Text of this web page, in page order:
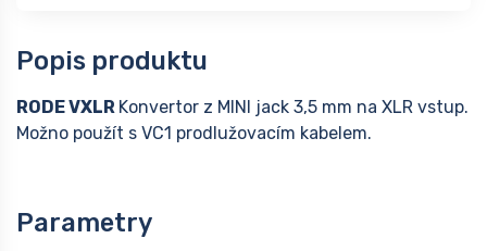
Popis produktu
RODE VXLR Konvertor z MINI jack 3,5 mm na XLR vstup.
Možno použít s VC1 prodlužovacím kabelem.
Parametry